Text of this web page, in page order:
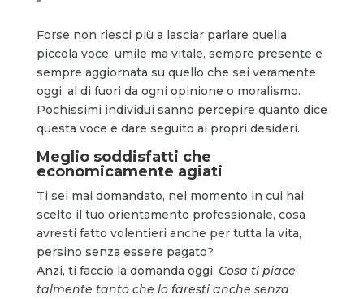
Forse non riesci più a lasciar parlare quella
piccola voce, umile ma vitale, sempre presente e
sempre aggiornata su quello che sei veramente
oggi, al di fuori da ogni opinione o moralismo.
Pochissimi individui sanno percepire quanto dice
questa voce e dare seguito ai propri desideri.
Meglio soddisfatti che
economicamente agiati
Ti sei mai domandato, nel momento in cui hai
scelto il tuo orientamento professionale, cosa
avresti fatto volentieri anche per tutta la vita,
persino senza essere pagato?
Anzi, ti faccio la domanda oggi: Cosa ti piace
talmente tanto che lo faresti anche senza